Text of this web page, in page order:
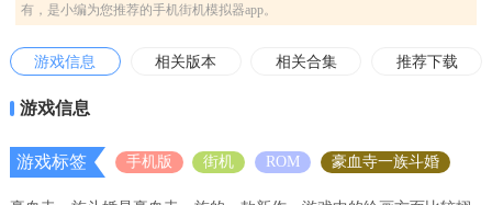
有，是小编为您推荐的手机街机模拟器app。
游戏信息 相关版本 相关合集 推荐下载
游戏信息
游戏标签 手机版 街机 ROM 豪血寺一族斗婚